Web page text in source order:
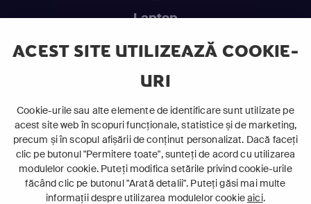
ACEST SITE UTILIZEAZĂ COOKIE-
URI
Cookie-urile sau alte elemente de identificare sunt utilizate pe
acest site web în scopuri funcționale, statistice și de marketing,
precum și în scopul afișării de conținut personalizat. Dacă faceți
clic pe butonul "Permitere toate", sunteți de acord cu utilizarea
modulelor cookie. Puteți modifica setările privind cookie-urile
făcând clic pe butonul "Arată detalii". Puteți găsi mai multe
informații despre utilizarea modulelor cookieaici.
Laptop
ABONEAZĂ-TE ACUM
Cerințe de sistem